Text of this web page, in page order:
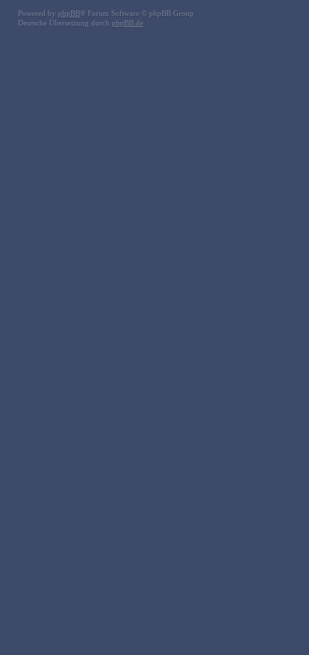
Powered by phpBB® Forum Software © phpBB Group
Deutsche Übersetzung durch phpBB.de